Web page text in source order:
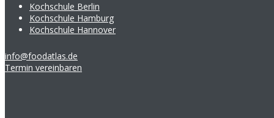
Kochschule Berlin
Kochschule Hamburg
Kochschule Hannover
info@foodatlas.de
Termin vereinbaren